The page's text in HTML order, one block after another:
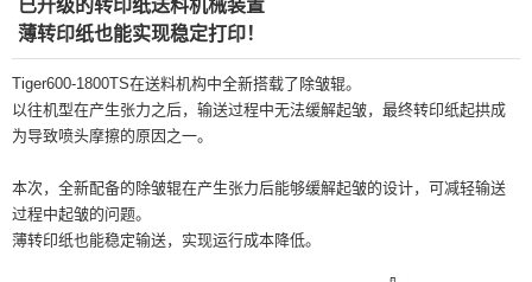
已升级的转印纸送料机械装置
薄转印纸也能实现稳定打印！
Tiger600-1800TS在送料机构中全新搭载了除皱辊。
以往机型在产生张力之后，输送过程中无法缓解起皱，最终转印纸起拱成
为导致喷头摩擦的原因之一。
本次，全新配备的除皱辊在产生张力后能够缓解起皱的设计，可减轻输送
过程中起皱的问题。
薄转印纸也能稳定输送，实现运行成本降低。